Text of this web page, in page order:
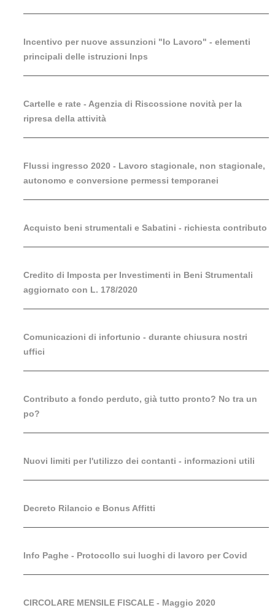
Incentivo per nuove assunzioni "Io Lavoro" - elementi
principali delle istruzioni Inps
Cartelle e rate - Agenzia di Riscossione novità per la
ripresa della attività
Flussi ingresso 2020 - Lavoro stagionale, non stagionale,
autonomo e conversione permessi temporanei
Acquisto beni strumentali e Sabatini - richiesta contributo
Credito di Imposta per Investimenti in Beni Strumentali
aggiornato con L. 178/2020
Comunicazioni di infortunio - durante chiusura nostri
uffici
Contributo a fondo perduto, già tutto pronto? No tra un
po?
Nuovi limiti per l'utilizzo dei contanti - informazioni utili
Decreto Rilancio e Bonus Affitti
Info Paghe - Protocollo sui luoghi di lavoro per Covid
CIRCOLARE MENSILE FISCALE - Maggio 2020